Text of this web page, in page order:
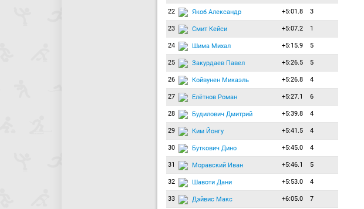
22 Якоб Александр +5:01.8 3
23 Смит Кейси +5:07.2 1
24 Шима Михал +5:15.9 5
25 Закурдаев Павел +5:26.5 5
26 Койвунен Микаэль +5:26.8 4
27 Елётнов Роман +5:27.1 6
28 Будилович Дмитрий +5:39.8 4
29 Ким Йонгу +5:41.5 4
30 Буткович Дино +5:45.0 4
31 Моравский Иван +5:46.1 5
32 Шавоти Дани +5:53.0 4
33 Дэйвис Макс +6:05.0 7